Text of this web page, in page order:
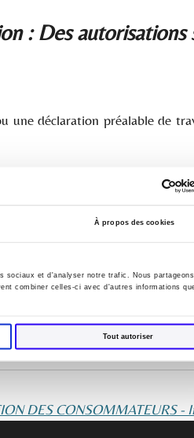
À propos des cookies
et d'analyser notre trafic. Nous
combiner celles-ci avec d'autres informations
Tout autoriser
: Des autorisations
déclaration préalable de
un délai maximal
C. Herzog